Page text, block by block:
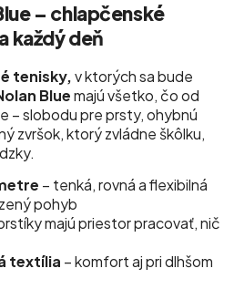
– chlapčenské
každý deň
tenisky,v ktorých sa bude
Bluemajú všetko, čo od
– slobodu pre prsty, ohybnú
zvršok, ktorý zvládne škôlku,
– tenká, rovná a flexibilná
pohyb
majú priestor pracovať, nič
textília – komfort aj pri dlhšom